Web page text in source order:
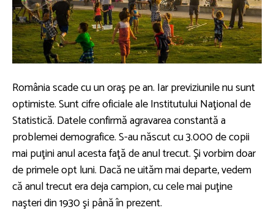
România scade cu un oraş pe an. Iar previziunile nu sunt
optimiste. Sunt cifre oficiale ale Institutului Naţional de
Statistică. Datele confirmă agravarea constantă a
problemei demografice. S-au născut cu 3.000 de copii
mai puţini anul acesta faţă de anul trecut. Şi vorbim doar
de primele opt luni. Dacă ne uităm mai departe, vedem
că anul trecut era deja campion, cu cele mai puţine
naşteri din 1930 şi până în prezent.